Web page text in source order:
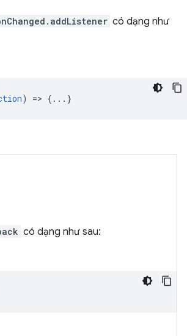
có dạng như
) => {...}
có dạng như sau: